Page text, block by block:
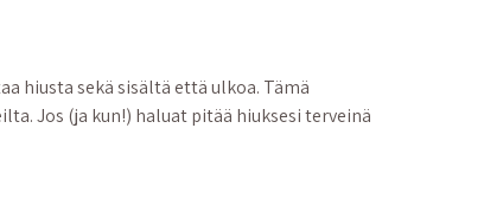
hiusta sekä sisältä että ulkoa. Tämä
Jos (ja kun!) haluat pitää hiuksesi terveinä